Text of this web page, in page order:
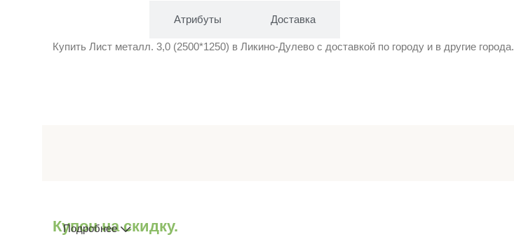
Атрибуты Доставка
Купить Лист металл. 3,0 (2500*1250) в Ликино-Дулево с доставкой по городу и в другие города.
Купон на скидку.
Подробнее